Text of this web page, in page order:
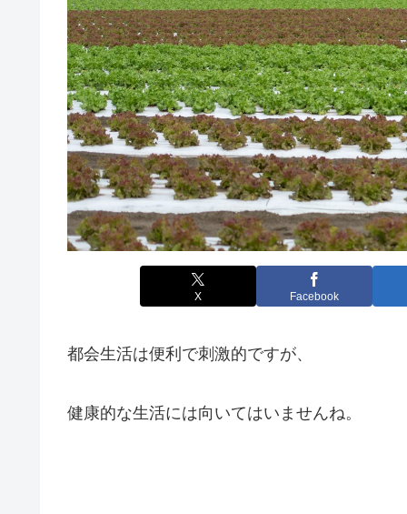
X Facebook
都会生活は便利で刺激的ですが、
健康的な生活には向いてはいませんね。